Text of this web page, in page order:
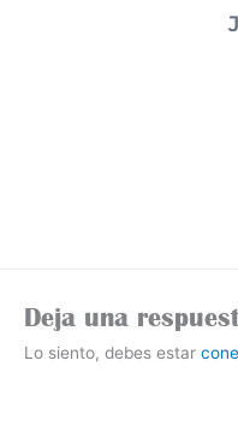
Deja una
Lo siento, debes estar